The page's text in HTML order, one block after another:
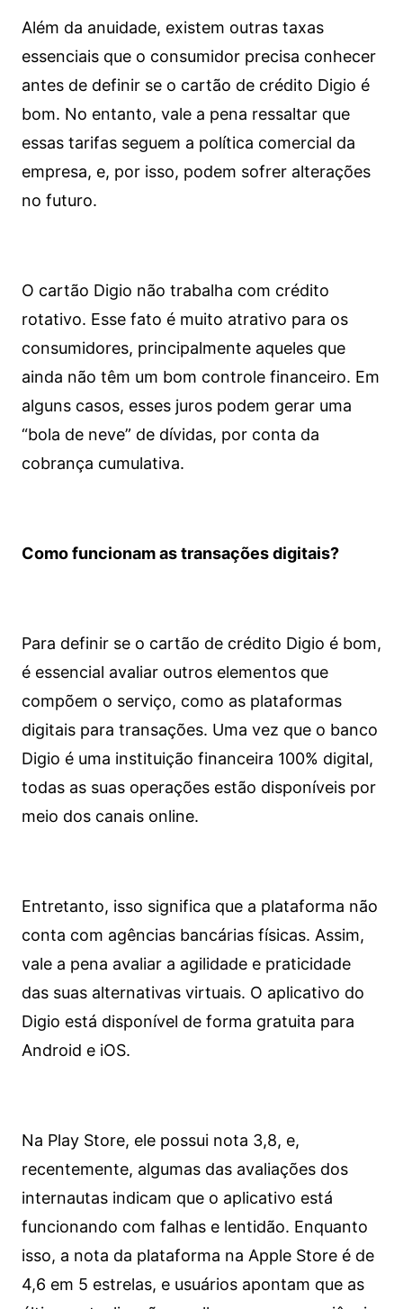
Além da anuidade, existem outras taxas
essenciais que o consumidor precisa conhecer
antes de definir se o cartão de crédito Digio é
bom. No entanto, vale a pena ressaltar que
essas tarifas seguem a política comercial da
empresa, e, por isso, podem sofrer alterações
no futuro.
O cartão Digio não trabalha com crédito
rotativo. Esse fato é muito atrativo para os
consumidores, principalmente aqueles que
ainda não têm um bom controle financeiro. Em
alguns casos, esses juros podem gerar uma
“bola de neve” de dívidas, por conta da
cobrança cumulativa.
Como funcionam as transações digitais?
Para definir se o cartão de crédito Digio é bom,
é essencial avaliar outros elementos que
compõem o serviço, como as plataformas
digitais para transações. Uma vez que o banco
Digio é uma instituição financeira 100% digital,
todas as suas operações estão disponíveis por
meio dos canais online.
Entretanto, isso significa que a plataforma não
conta com agências bancárias físicas. Assim,
vale a pena avaliar a agilidade e praticidade
das suas alternativas virtuais. O aplicativo do
Digio está disponível de forma gratuita para
Android e iOS.
Na Play Store, ele possui nota 3,8, e,
recentemente, algumas das avaliações dos
internautas indicam que o aplicativo está
funcionando com falhas e lentidão. Enquanto
isso, a nota da plataforma na Apple Store é de
4,6 em 5 estrelas, e usuários apontam que as